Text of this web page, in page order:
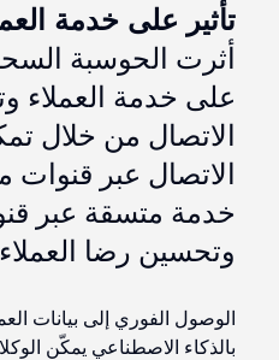
تأثير على خدمة
أثرت الحوسبة
على خدمة العملاء
الاتصال من خلال
الاتصال عبر
خدمة متسقة عبر
وتحسين رضا
الوصول الفوري إلى بيانات
بالذكاء الاصطناعي يمكّن